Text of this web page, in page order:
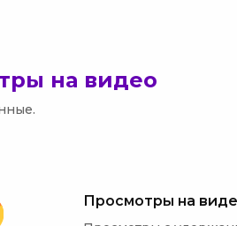
на видео
Просмотры на